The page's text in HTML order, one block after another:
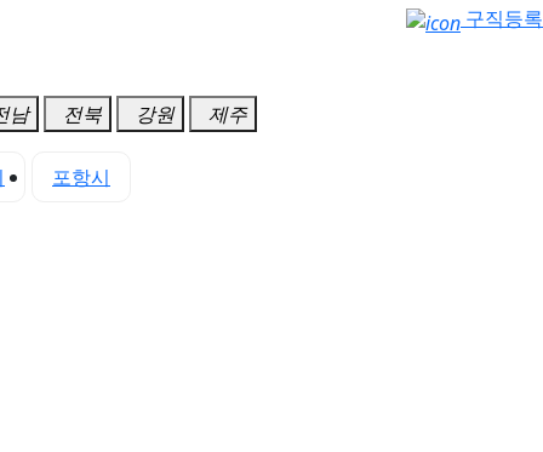
구직등록
남 전북 강원 제주
포항시